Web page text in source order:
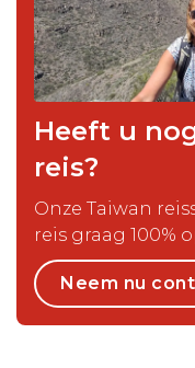
Heeft u
reis?
Onze Taiwan
reis graag 100%
Neem nu